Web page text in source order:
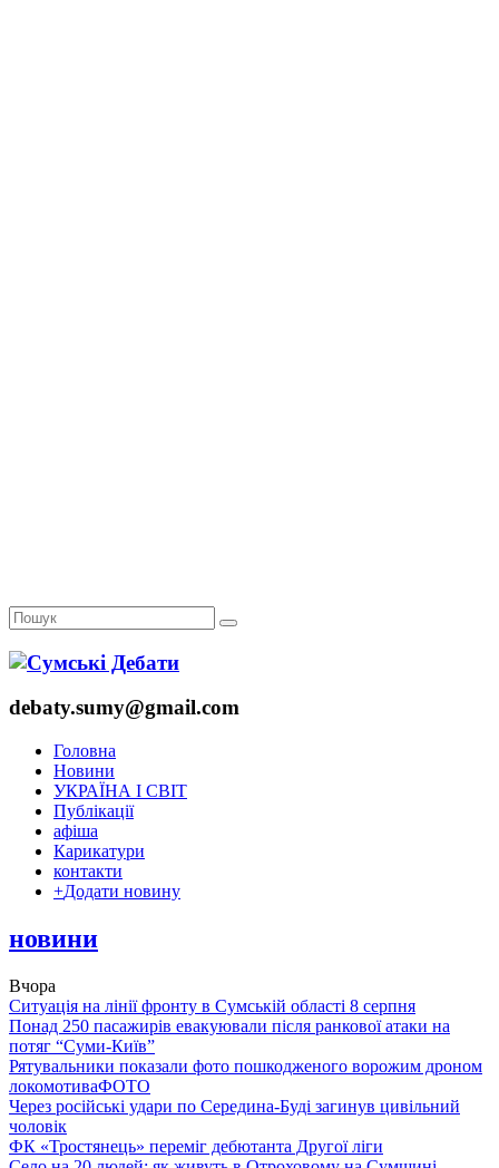
debaty.sumy@gmail.com
Головна
Новини
УКРАЇНА І СВІТ
Публікації
афіша
Карикатури
контакти
+Додати новину
новини
Вчора
Ситуація на лінії фронту в Сумській області 8 серпня
Понад 250 пасажирів евакуювали після ранкової атаки на
потяг “Суми-Київ”
Рятувальники показали фото пошкодженого ворожим дроном
локомотиваФОТО
Через російські удари по Середина-Буді загинув цивільний
чоловік
ФК «Тростянець» переміг дебютанта Другої ліги